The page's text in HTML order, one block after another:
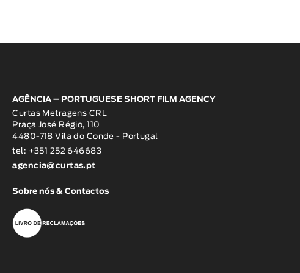
AGÊNCIA – PORTUGUESE SHORT FILM AGENCY
Curtas Metragens CRL
Praça José Régio, 110
4480-718 Vila do Conde - Portugal
tel: +351 252 646683
agencia@curtas.pt
Sobre nós & Contactos